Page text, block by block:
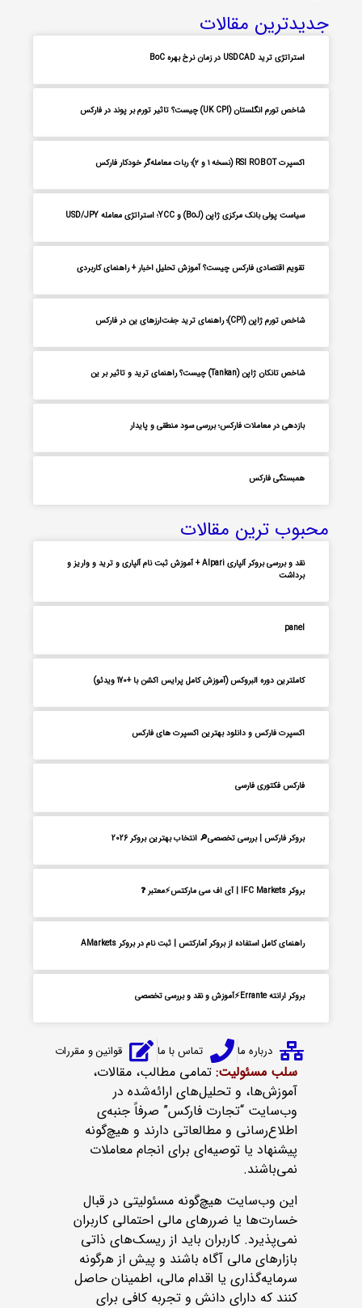
جدیدترین مقالات
استراتژی ترید USDCAD در زمان نرخ بهره BoC
شاخص تورم انگلستان (UK CPI) چیست؟ تاثیر تورم بر پوند در فارکس
اکسپرت RSI ROBOT (نسخه ۱ و ۲)؛ ربات معامله‌گر خودکار فارکس
سیاست پولی بانک مرکزی ژاپن (BoJ) و YCC؛ استراتژی معامله USD/JPY
تقویم اقتصادی فارکس چیست؟ آموزش تحلیل اخبار + راهنمای کاربردی
شاخص تورم ژاپن (CPI)؛ راهنمای ترید جفت‌ارزهای ین در فارکس
شاخص تانکان ژاپن (Tankan) چیست؟ راهنمای ترید و تاثیر بر ین
بازدهی در معاملات فارکس؛ بررسی سود منطقی و پایدار
همبستگی فارکس
محبوب ترین مقالات
نقد و بررسی بروکر آلپاری Alpari + آموزش ثبت نام آلپاری و ترید و واریز و
برداشت
panel
کاملترین دوره البروکس (آموزش کامل پرایس اکشن با +170 ویدئو)
اکسپرت فارکس و دانلود بهترین اکسپرت های فارکس
فارکس فکتوری فارسی
بروکر فارکس | بررسی تخصصی🔎 انتخاب بهترین بروکر 2026
بروکر IFC Markets | آی اف سی مارکتس⚡معتبر ❓
راهنمای کامل استفاده از بروکر آمارکتس | ثبت نام در بروکر AMarkets
بروکر ارانته Errante⚡آموزش و نقد و بررسی تخصصی
درباره ما تماس با ما قوانین و مقررات
سلب مسئولیت: تمامی مطالب، مقالات،
آموزش‌ها، و تحلیل‌های ارائه‌شده در
وب‌سایت “تجارت فارکس” صرفاً جنبه‌ی
اطلاع‌رسانی و مطالعاتی دارند و هیچ‌گونه
پیشنهاد یا توصیه‌ای برای انجام معاملات
نمی‌باشند.
این وب‌سایت هیچ‌گونه مسئولیتی در قبال
خسارت‌ها یا ضررهای مالی احتمالی کاربران
نمی‌پذیرد. کاربران باید از ریسک‌های ذاتی
بازارهای مالی آگاه باشند و پیش از هرگونه
سرمایه‌گذاری یا اقدام مالی، اطمینان حاصل
کنند که دارای دانش و تجربه کافی برای